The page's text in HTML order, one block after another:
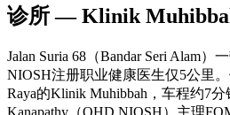
诊所 — Klinik
Jalan Suria 68（Bandar Seri Alam）
NIOSH注册职业健康医生仅5公里。
Raya的Klinik Muhibbah，车程约7分
Kanapathy（OHD NIOSH）主理